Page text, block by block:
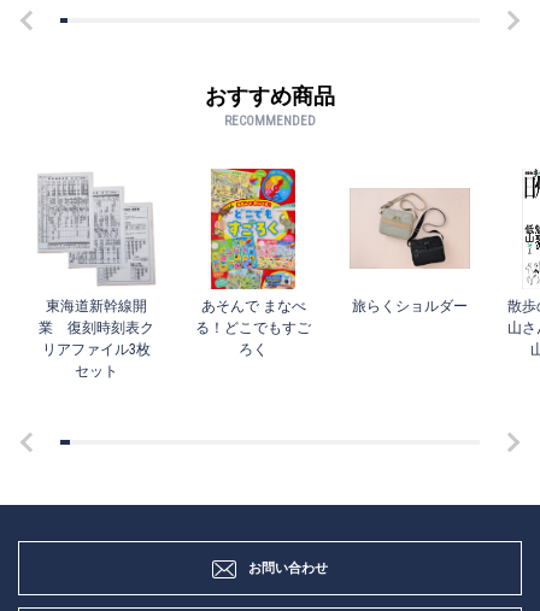
おすすめ商品
RECOMMENDED
東海道新幹線開
業 復刻時刻表ク
リアファイル3枚
セット
あそんで まなべ
る！どこでもすご
ろく
旅らくショルダー
散歩
山さ
お問い合わせ